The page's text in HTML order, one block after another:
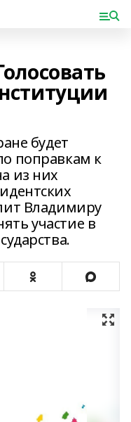
будет
поправкам к
из них
Владимиру
участие в